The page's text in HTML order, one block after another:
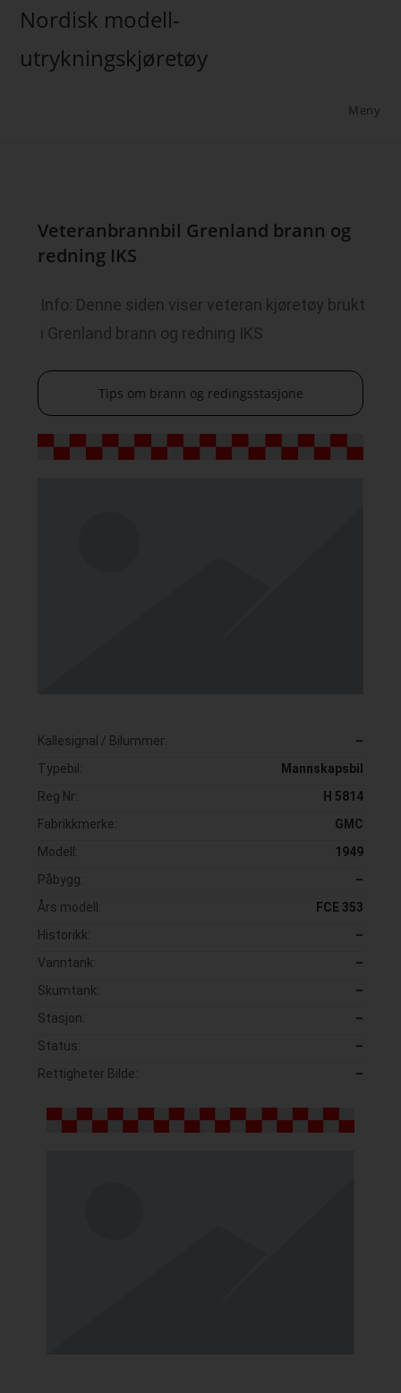
Nordisk modell-
utrykningskjøretøy
Meny
Veteranbrannbil Grenland brann og
redning IKS
Info: Denne siden viser veteran kjøretøy brukt
i Grenland brann og redning IKS
Tips om brann og redingsstasjone
Kallesignal / Bilummer:
–
Typebil:
Mannskapsbil
Reg Nr:
H 5814
Fabrikkmerke:
GMC
Modell:
1949
Påbygg:
–
Års modell:
FCE 353
Historikk:
–
Vanntank:
–
Skumtank:
–
Stasjon:
–
Status:
–
Rettigheter Bilde:
–